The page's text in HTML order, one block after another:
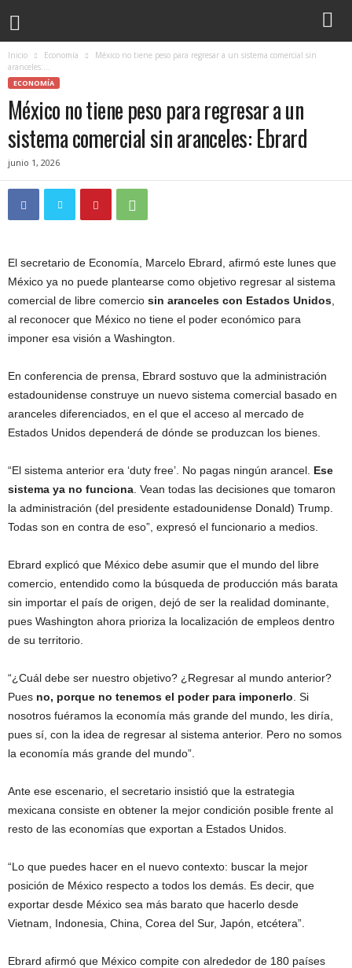
Inicio Economía
México no tiene peso para regresar a un sistema comercial sin
aranceles:...
ECONOMÍA
México no tiene peso para regresar a un
sistema comercial sin aranceles: Ebrard
junio 1, 2026
El secretario de Economía, Marcelo Ebrard, afirmó este lunes que
México ya no puede plantearse como objetivo regresar al sistema
comercial de libre comercio sin aranceles con Estados Unidos
al reconocer que México no tiene el poder económico para
imponer esa visión a Washington.
En conferencia de prensa, Ebrard sostuvo que la administración
estadounidense construye un nuevo sistema comercial basado en
aranceles diferenciados, en el que el acceso al mercado de
Estados Unidos dependerá de dónde se produzcan los bienes.
“El sistema anterior era ‘duty free’. No pagas ningún arancel. Ese
sistema ya no funciona . Vean todas las decisiones que tomaron
la administración (del presidente estadounidense Donald) Trump.
Todas son en contra de eso”, expresó el funcionario a medios.
Ebrard explicó que México debe asumir que el mundo del libre
comercio, entendido como la búsqueda de producción más barata
sin importar el país de origen, dejó de ser la realidad dominante,
pues Washington ahora prioriza la localización de empleos dentro
de su territorio.
“¿Cuál debe ser nuestro objetivo? ¿Regresar al mundo anterior?
Pues no, porque no tenemos el poder para imponerlo . Si
nosotros fuéramos la economía más grande del mundo, les diría,
pues sí, con la idea de regresar al sistema anterior. Pero no somos
la economía más grande del mundo”.
Ante ese escenario, el secretario insistió que la estrategia
mexicana consiste en obtener la mejor condición posible frente al
resto de las economías que exportan a Estados Unidos.
“Lo que puedes hacer en el nuevo contexto: buscar la mejor
posición de México respecto a todos los demás. Es decir, que
exportar desde México sea más barato que hacerlo desde
Vietnam, Indonesia, China, Corea del Sur, Japón, etcétera”.
Ebrard afirmó que México compite con alrededor de 180 países